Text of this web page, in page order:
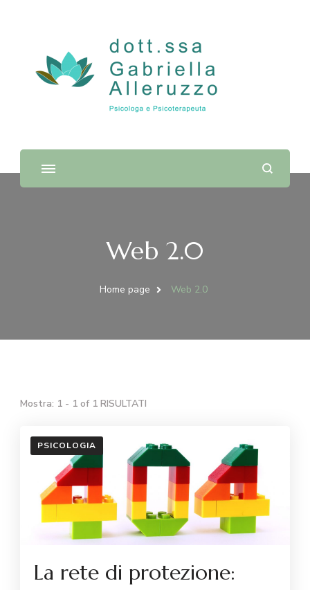
Dott.ssa Gabriella Alleruzzo |
Psicologa e Psicoterapeuta
Web 2.0
Home page Web 2.0
Mostra: 1 - 1 of 1 RISULTATI
PSICOLOGIA
La rete di protezione: